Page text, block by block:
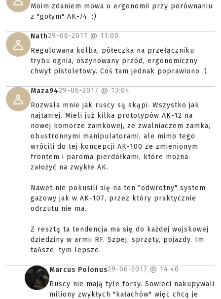
Moim zdaniem mowa o ergonomii przy porównaniu
z "gołym" AK-74. :)
Nath29-06-2017 @ 11:00
Regulowana kolba, półeczka na przełączniku
trybu ognia, oszynowany przód, ergonomiczny
chwyt pistoletowy. Coś tam jednak poprawiono ;).
Maza9429-06-2017 @ 13:04
Rozwala mnie jak ruscy są skąpi. Wszystko jak
najtaniej. Mieli już kilka prototypów AK-12 na
nowej komorze zamkowej, ze zwalniaczem zamka,
obustronnymi manipulatorami, ale mimo tego
wrócili do tej koncepcji AK-100 ze zmienionym
frontem i paroma pierdółkami, które można
założyć na zwykłe AK.
Nawet nie pokusili się na ten "odwrotny" system
gazowy jak w AK-107, przez który praktycznie
odrzutu nie ma.
Z resztą ta tendencja ma się do każdej wojskowej
dziedziny w armii RF. Szpej, sprzęty, pojazdy. Im
tańsze, tym lepsze.
Marcus Polonus29-06-2017 @ 14:40
Ruscy nie mają tyle forsy. Sowieci nakupywali
miliony zwykłych "kałachów" więc chcą je